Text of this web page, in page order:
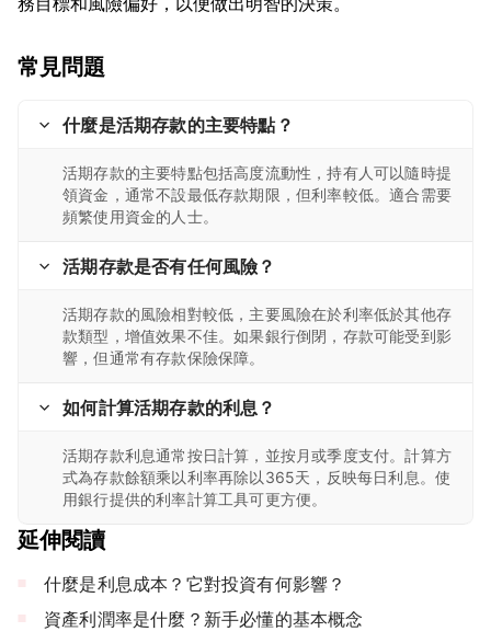
常見問題
什麼是活期存款的主要特點？
活期存款的主要特點包括高度流動性，持有人可以隨時提
領資金，通常不設最低存款期限，但利率較低。適合需要
頻繁使用資金的人士。
活期存款是否有任何風險？
活期存款的風險相對較低，主要風險在於利率低於其他存
款類型，增值效果不佳。如果銀行倒閉，存款可能受到影
響，但通常有存款保險保障。
如何計算活期存款的利息？
活期存款利息通常按日計算，並按月或季度支付。計算方
式為存款餘額乘以利率再除以365天，反映每日利息。使
用銀行提供的利率計算工具可更方便。
延伸閱讀
什麼是利息成本？它對投資有何影響？
資產利潤率是什麼？新手必懂的基本概念